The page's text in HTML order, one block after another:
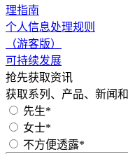
理指南
个人信息处理规则
（游客版）
可持续发展
抢先获取资讯
获取系列、产品、新闻
先生*
女士*
不方便透露*